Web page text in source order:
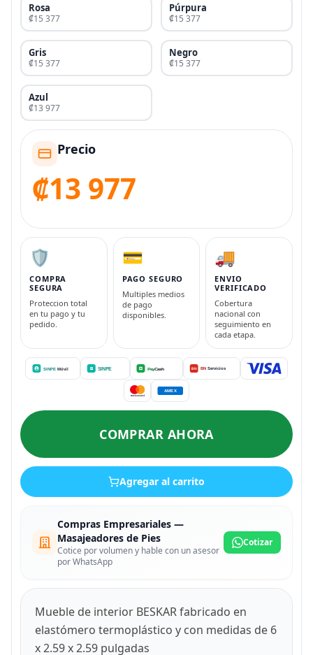
Rosa
₡15 377
Púrpura
₡15 377
Gris
₡15 377
Negro
₡15 377
Azul
₡13 977
Precio
₡13 977
🛡️
COMPRA
SEGURA
Proteccion total
en tu pago y tu
pedido.
💳
PAGO SEGURO
Multiples medios
de pago
disponibles.
🚚
ENVIO
VERIFICADO
Cobertura
nacional con
seguimiento en
cada etapa.
COMPRAR AHORA
Agregar al carrito
Compras Empresariales —
Masajeadores de Pies
Cotice por volumen y hable con un asesor
por WhatsApp
Cotizar
Mueble de interior BESKAR fabricado en
elastómero termoplástico y con medidas de 6
x 2.59 x 2.59 pulgadas